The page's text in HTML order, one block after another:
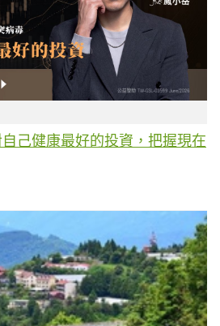
己健康最好的投資，把握現在